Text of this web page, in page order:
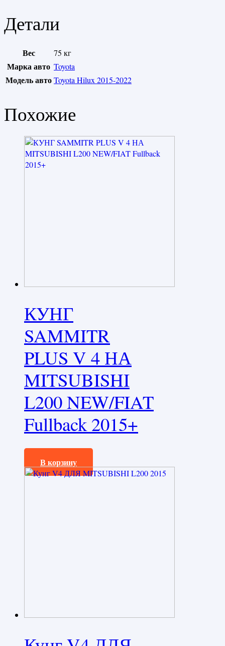
Детали
Вес 75 кг
Марка авто Toyota
Модель автоToyota Hilux 2015-2022
Похожие
КУНГ
SAMMITR
PLUS V 4 НА
MITSUBISHI
L200 NEW/FIAT
Fullback 2015+
350000,0₽
В корзину